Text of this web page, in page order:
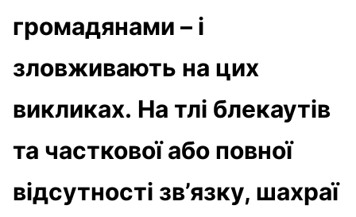
громадянами – і
зловживають на цих
викликах. На тлі блекаутів
та часткової або повної
відсутності зв’язку, шахраї